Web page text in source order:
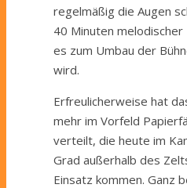
regelmäßig die Augen
40 Minuten
es zum Umbau der
wird.
Erfreulicherweise hat
mehr im Vorfeld
verteilt, die heute im
Grad außerhalb des
Einsatz kommen. Ganz